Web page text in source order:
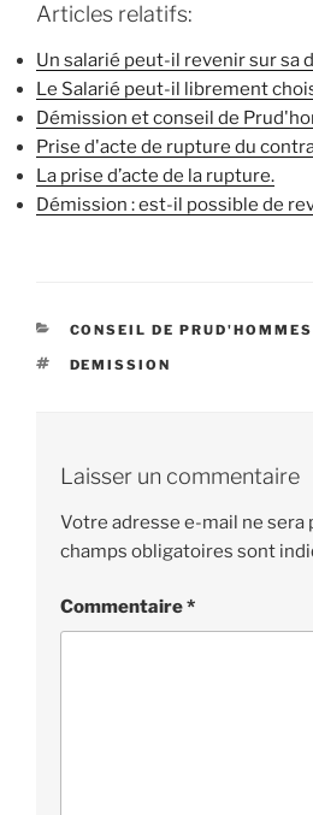
Articles relatifs:
Un salarié peut-il revenir sur sa
Le Salarié peut-il librement
Démission et conseil de
Prise d'acte de rupture du
La prise d’acte de la rupture.
Démission : est-il possible de
CATÉGORIES
CONSEIL DE PRUD'HOMMES
ÉTIQUETTES
DEMISSION
Laisser un commentaire
Votre adresse e-mail ne sera
champs obligatoires sont
Commentaire*